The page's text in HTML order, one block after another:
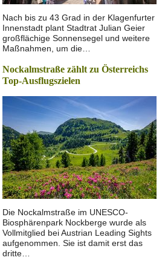
Nach bis zu 43 Grad in der Klagenfurter
Innenstadt plant Stadtrat Julian Geier
großflächige Sonnensegel und weitere
Maßnahmen, um die…
Nockalmstraße zählt zu Österreichs
Top-Ausflugszielen
Die Nockalmstraße im UNESCO-
Biosphärenpark Nockberge wurde als
Vollmitglied bei Austrian Leading Sights
aufgenommen. Sie ist damit erst das
dritte…